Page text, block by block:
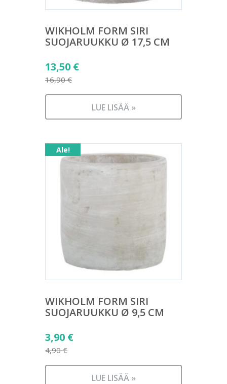
WIKHOLM FORM SIRI
SUOJARUUKKU Ø 17,5 CM
16,90€
Alkuperäinen
hinta
oli:
13,50 €
Nykyinen
on:
LUE LISÄÄ »
Ale!
WIKHOLM FORM SIRI
SUOJARUUKKU Ø 9,5 CM
4,90€
Alkuperäinen
hinta
oli:
3,90 €
Nykyinen
LUE LISÄÄ »